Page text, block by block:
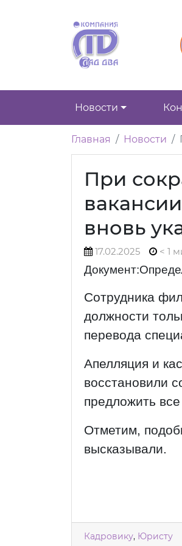
Новости
Главная Новости
При
вновь
17.02.2025 < 1
Сотрудника
должности
перевода
Апелляция и
восстановили
предложить
Отметим,
высказывали.
Кадровику, Юристу